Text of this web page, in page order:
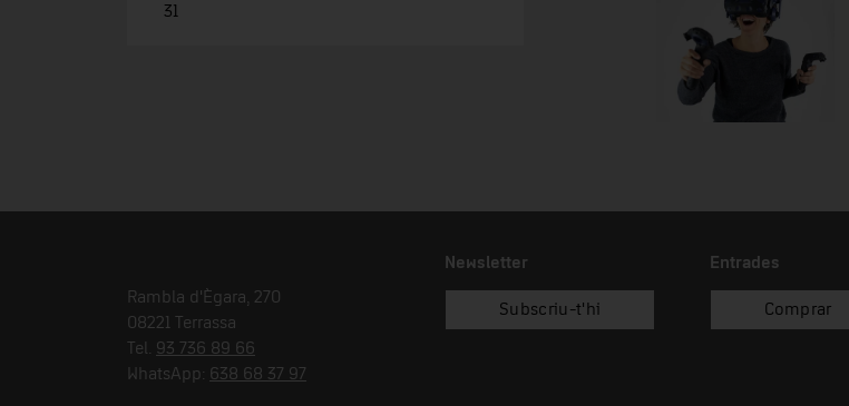
31
Rambla d'Ègara, 270
08221 Terrassa
Tel. 93 736 89 66
WhatsApp: 638 68 37 97
Newsletter
Subscriu-t'hi
Entrades
Comprar